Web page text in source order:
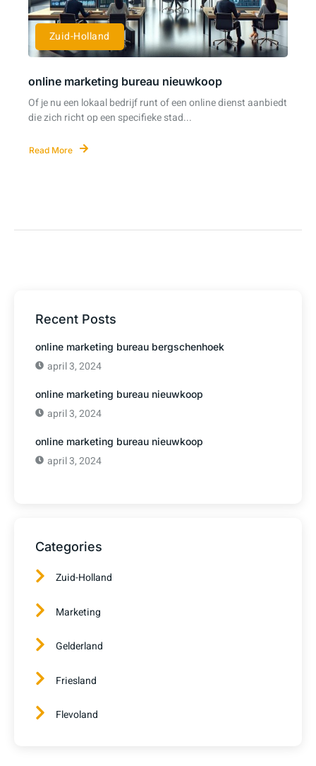
Zuid-Holland
online marketing bureau nieuwkoop
Of je nu een lokaal bedrijf runt of een online dienst aanbiedt
die zich richt op een specifieke stad...
Read More
Recent Posts
online marketing bureau bergschenhoek
april 3, 2024
online marketing bureau nieuwkoop
april 3, 2024
online marketing bureau nieuwkoop
april 3, 2024
Categories
Zuid-Holland
Marketing
Gelderland
Friesland
Flevoland